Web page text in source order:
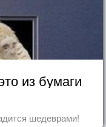
из бумаги
шедеврами!